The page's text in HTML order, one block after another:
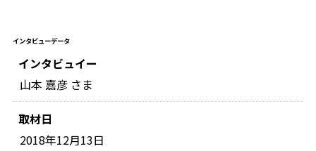
インタビューデータ
インタビュイー
山本 嘉彦 さま
取材日
2018年12月13日